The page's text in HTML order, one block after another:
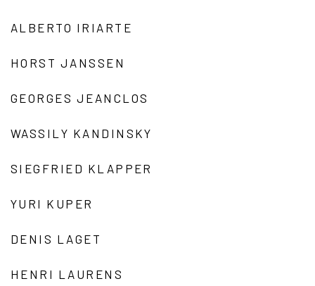
ALBERTO IRIARTE
HORST JANSSEN
GEORGES JEANCLOS
WASSILY KANDINSKY
SIEGFRIED KLAPPER
YURI KUPER
DENIS LAGET
HENRI LAURENS